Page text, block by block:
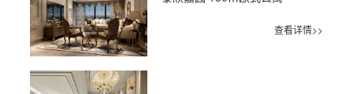
查看详情>>